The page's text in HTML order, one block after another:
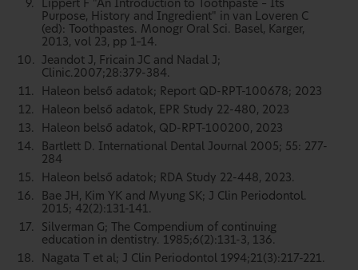
Lippert F "An Introduction to Toothpaste – Its
Purpose, History and Ingredient" in van Loveren C
(ed): Toothpastes. Monogr Oral Sci. Basel, Karger,
2013, vol 23, pp 1–14.
Jeandot J, Fricain JC and Nadal J;
Clinic.2007;28:379-384.
Haleon belső adatok; Report QD-RPT-100678; 2023
Haleon belső adatok, EPR Study 22-480, 2023
Haleon belső adatok, QD-RPT-100200, 2023
Bartlett D. International Dental Journal 2005; 55: 277-
284
Haleon belső adatok; RDA Study 22-448, 2023.
Bae JH, Kim YK and Myung SK; J Clin Periodontol.
2015; 42(2):131-141.
Silverman G; The Compendium of continuing
education in dentistry. 1985;6(2):131-3, 136.
Nagata T et al; J Clin Periodontol 1994;21(3):217-221.